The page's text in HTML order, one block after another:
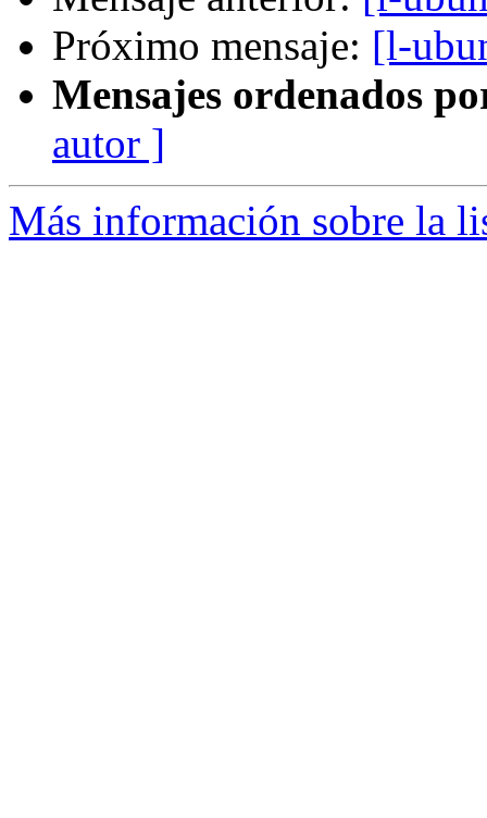
Próximo mensaje: [l-
Mensajes ordenados
autor ]
Más información sobre la